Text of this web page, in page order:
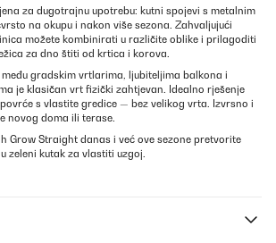
za dugotrajnu upotrebu: kutni spojevi s metalnim
na okupu i nakon više sezona. Zahvaljujući
možete kombinirati u različite oblike i prilagoditi
za dno štiti od krtica i korova.
među gradskim vrtlarima, ljubiteljima balkona i
je klasičan vrt fizički zahtjevan. Idealno rješenje
s vlastite gredice — bez velikog vrta. Izvrsno i
novog doma ili terase.
Grow Straight danas i već ove sezone pretvorite
zeleni kutak za vlastiti uzgoj.